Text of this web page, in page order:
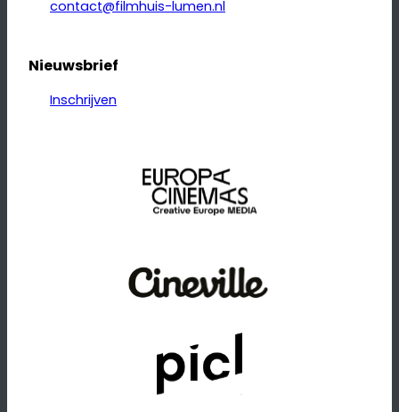
contact@filmhuis-lumen.nl
Nieuwsbrief
Inschrijven